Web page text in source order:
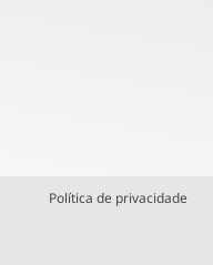
Política de privacidade